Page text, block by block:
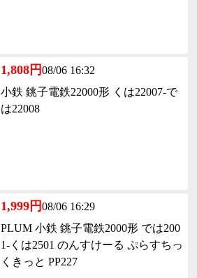
1,808円08/06 16:32
小鉄 銚子電鉄22000形 くは22007-で
は22008
1,999円08/06 16:29
PLUM 小鉄 銚子電鉄2000形 では200
1-くは2501 のんすけーる ぷらすちっ
くきっと PP227